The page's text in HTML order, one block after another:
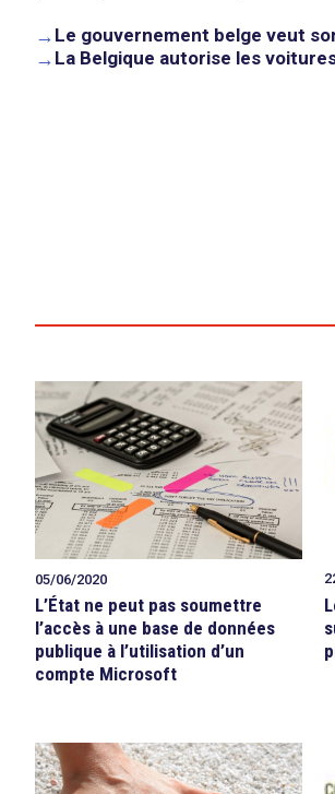
→ Le gouvernement belge veut
→ La Belgique autorise les
05/06/2020
L’État ne peut pas soumettre
l’accès à une base de données
publique à l’utilisation d’un
compte Microsoft